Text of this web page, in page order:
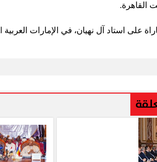
القاهرة.
على استاد آل نهيان، في الإمارات العربية